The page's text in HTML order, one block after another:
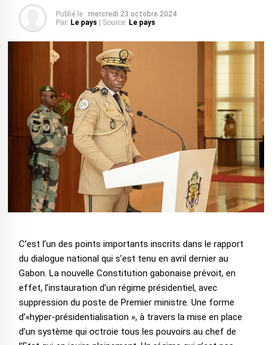
Publié le : mercredi 23 octobre 2024
Par: Le pays | Source: Le pays
C’est l’un des points importants inscrits dans le rapport
du dialogue national qui s’est tenu en avril dernier au
Gabon. La nouvelle Constitution gabonaise prévoit, en
effet, l’instauration d’un régime présidentiel, avec
suppression du poste de Premier ministre. Une forme
d’«hyper-présidentialisation », à travers la mise en place
d’un système qui octroie tous les pouvoirs au chef de